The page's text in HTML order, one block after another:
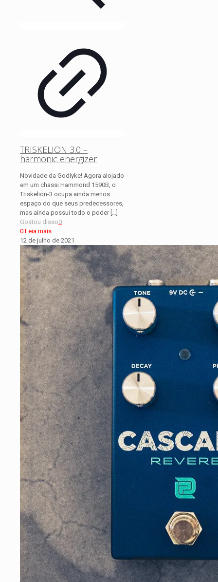
TRISKELION 3.0 –
harmonic energizer
Novidade da Godlyke! Agora alojado
em um chassi Hammond 1590B, o
Triskelion-3 ocupa ainda menos
espaço do que seus predecessores,
mas ainda possui todo o poder[…]
Gostou disso0
0 Leia mais
12 de julho de 2021